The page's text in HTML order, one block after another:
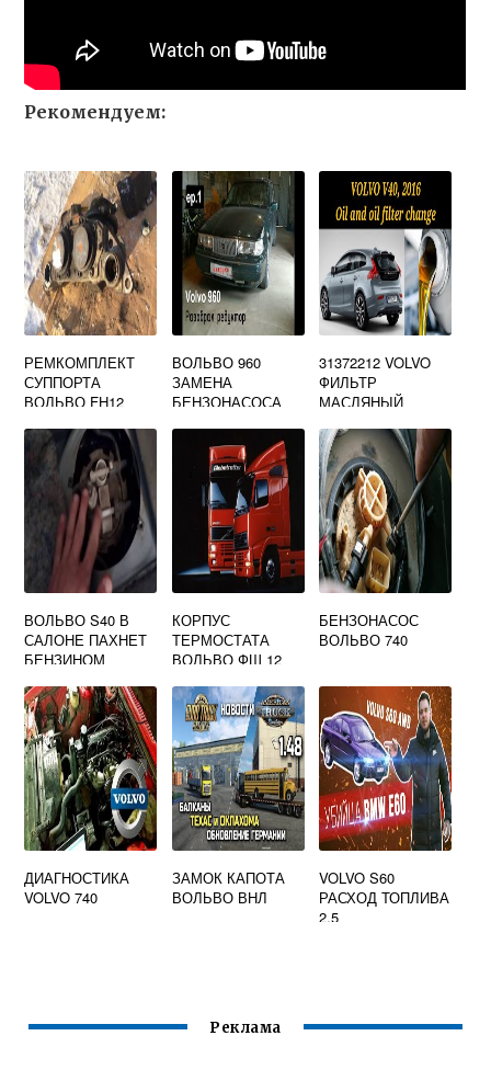
Рекомендуем:
РЕМКОМПЛЕКТ
СУППОРТА
ВОЛЬВО FH12
ТОРМОЗА
ВОЛЬВО 960
ЗАМЕНА
БЕНЗОНАСОСА
31372212 VOLVO
ФИЛЬТР
МАСЛЯНЫЙ
ВОЛЬВО S40 В
САЛОНЕ ПАХНЕТ
БЕНЗИНОМ
КОРПУС
ТЕРМОСТАТА
ВОЛЬВО ФШ 12
БЕНЗОНАСОС
ВОЛЬВО 740
ДИАГНОСТИКА
VOLVO 740
ЗАМОК КАПОТА
ВОЛЬВО ВНЛ
VOLVO S60
РАСХОД ТОПЛИВА
2.5
Реклама